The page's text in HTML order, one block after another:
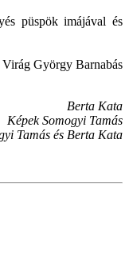
püspök imájával és
Virág György Barnabás
Berta Kata
Képek Somogyi Tamás
Tamás és Berta Kata